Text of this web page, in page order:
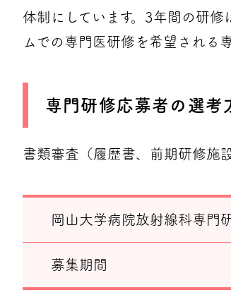
体制にしています。3年間の研
ムでの専門医研修を希望される
専門研修応募者の選考
書類審査（履歴書、前期研修施
岡山大学病院放射線科専門
募集期間